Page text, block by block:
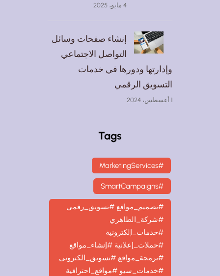
إنشاء صفحات وسائل
التواصل الاجتماعي
وإدارتها ودورها في خدمات
التسويق الرقمي
Tags
#تصميم_مواقع #تسويق_رقمي
#شركة_الطاهري
#خدمات_إلكترونية
#حملات_إعلانية #إنشاء_مواقع
#برمجة_مواقع #تسويق_الكتروني
#خدمات_سيو #مواقع_احترافية